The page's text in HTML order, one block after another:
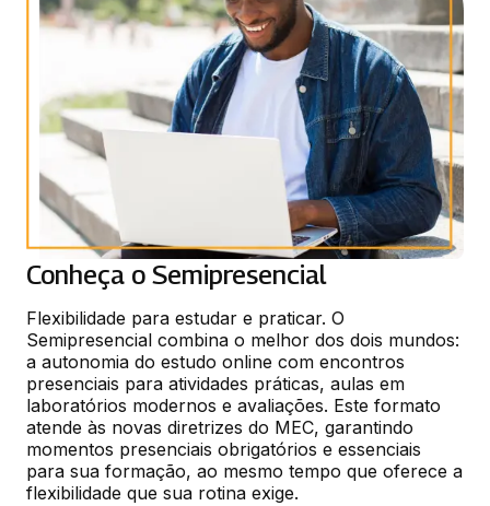
Conheça o Semipresencial
Flexibilidade para estudar e praticar. O
Semipresencial combina o melhor dos dois mundos:
a autonomia do estudo online com encontros
presenciais para atividades práticas, aulas em
laboratórios modernos e avaliações. Este formato
atende às novas diretrizes do MEC, garantindo
momentos presenciais obrigatórios e essenciais
para sua formação, ao mesmo tempo que oferece a
flexibilidade que sua rotina exige.​